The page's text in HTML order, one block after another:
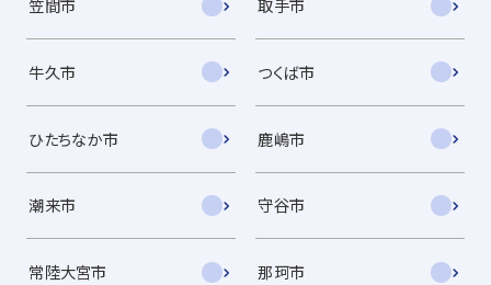
笠間市 取手市
牛久市 つくば市
ひたちなか市 鹿嶋市
潮来市 守谷市
常陸大宮市 那珂市